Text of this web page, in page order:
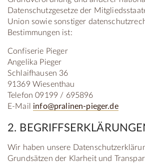
Datenschutzgesetze der
Union sowie sonstiger
Bestimmungen ist:
Confiserie Pieger
Angelika Pieger
Schlaifhausen 36
91369 Wiesenthau
Telefon 09199 / 695896
E-Mail info@pralinen-pieger.de
2.
Wir haben unsere
Grundsätzen der Klarheit und